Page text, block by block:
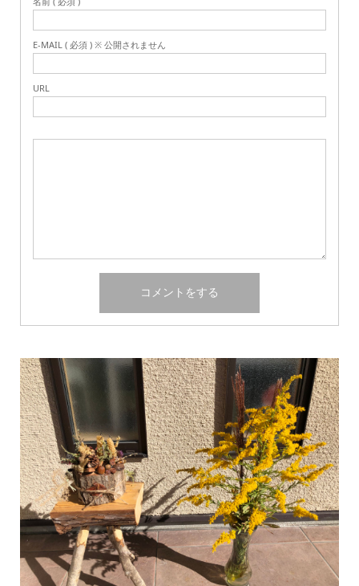
E-MAIL ( 必須 ) ※ 公開されません
URL